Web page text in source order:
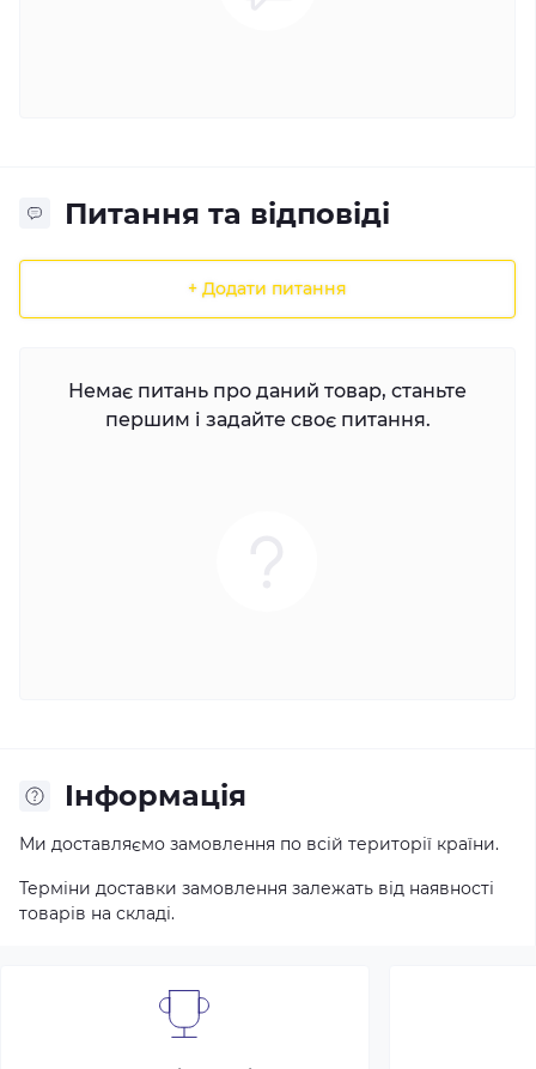
Питання та відповіді
+ Додати питання
Немає питань про даний товар, станьте
першим і задайте своє питання.
Iнформація
Ми доставляємо замовлення по всій території країни.
Терміни доставки замовлення залежать від наявності
товарів на складі.